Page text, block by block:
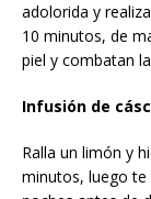
adolorida y
10 minutos, de
piel y combatan
Infusión de
Ralla un limón y
minutos, luego te